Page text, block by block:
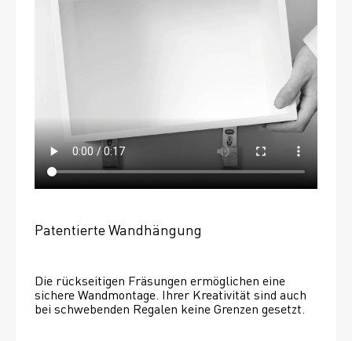
Patentierte Wandhängung
Die rückseitigen Fräsungen ermöglichen eine
sichere Wandmontage. Ihrer Kreativität sind auch
bei schwebenden Regalen keine Grenzen gesetzt.